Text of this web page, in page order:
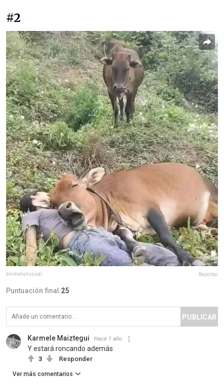
#2
animalunusual Reportar
Puntuación final:25
PUBLICAR
Karmele Maiztegui Hace 1 año
Y estará roncando además
3 Responder
Ver más comentarios